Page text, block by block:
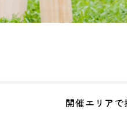
開催エリアで